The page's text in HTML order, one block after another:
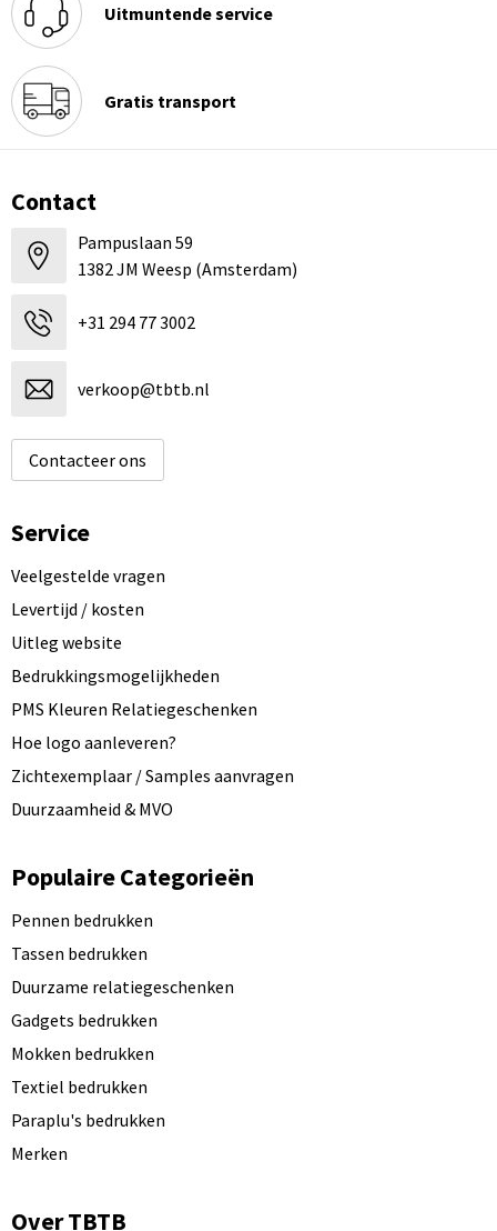
Uitmuntende service
Gratis transport
Contact
Pampuslaan 59
1382 JM Weesp (Amsterdam)
+31 294 77 3002
verkoop@tbtb.nl
Contacteer ons
Service
Veelgestelde vragen
Levertijd / kosten
Uitleg website
Bedrukkingsmogelijkheden
PMS Kleuren Relatiegeschenken
Hoe logo aanleveren?
Zichtexemplaar / Samples aanvragen
Duurzaamheid & MVO
Populaire Categorieën
Pennen bedrukken
Tassen bedrukken
Duurzame relatiegeschenken
Gadgets bedrukken
Mokken bedrukken
Textiel bedrukken
Paraplu's bedrukken
Merken
Over TBTB